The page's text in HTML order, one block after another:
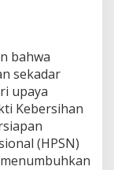
bahwa
sekadar
upaya
Kebersihan
(HPSN)